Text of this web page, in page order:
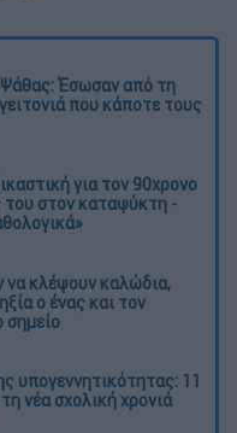
Ψάθας: Έσωσαν από τη
που κάποτε τους
για τον 90χρονο
του στον καταψύκτη -
να κλέψουν καλώδια,
ο ένας και τον
σημείο
υπογεννητικότητας: 11
νέα σχολική χρονιά